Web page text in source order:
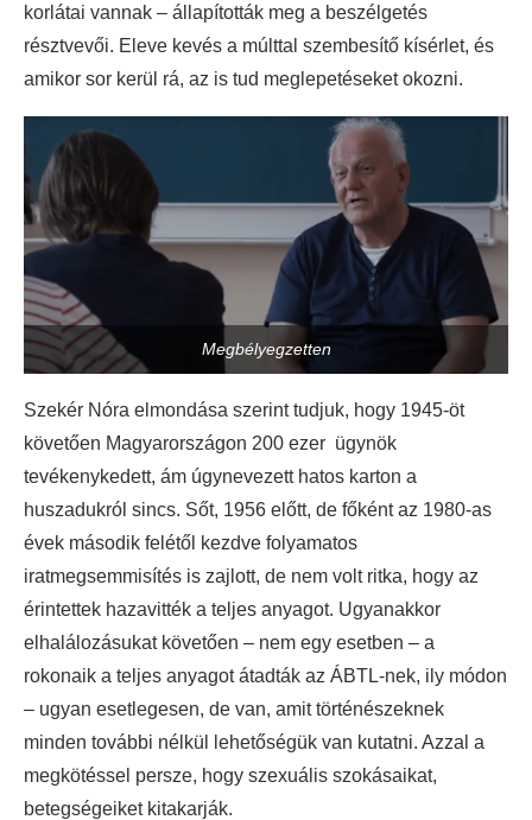
korlátai vannak – állapították meg a beszélgetés
résztvevői. Eleve kevés a múlttal szembesítő kísérlet, és
amikor sor kerül rá, az is tud meglepetéseket okozni.
Megbélyegzetten
Szekér Nóra elmondása szerint tudjuk, hogy 1945-öt
követően Magyarországon 200 ezer ügynök
tevékenykedett, ám úgynevezett hatos karton a
huszadukról sincs. Sőt, 1956 előtt, de főként az 1980-as
évek második felétől kezdve folyamatos
iratmegsemmisítés is zajlott, de nem volt ritka, hogy az
érintettek hazavitték a teljes anyagot. Ugyanakkor
elhalálozásukat követően – nem egy esetben – a
rokonaik a teljes anyagot átadták az ÁBTL-nek, ily módon
– ugyan esetlegesen, de van, amit történészeknek
minden további nélkül lehetőségük van kutatni. Azzal a
megkötéssel persze, hogy szexuális szokásaikat,
betegségeiket kitakarják.